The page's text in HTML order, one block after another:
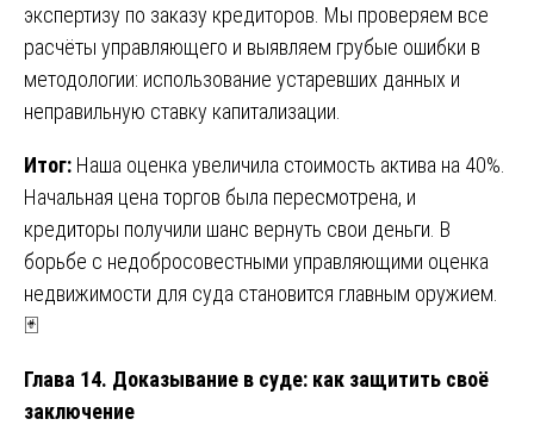
экспертизу по заказу кредиторов. Мы проверяем все
расчёты управляющего и выявляем грубые ошибки в
методологии: использование устаревших данных и
неправильную ставку капитализации.
Итог: Наша оценка увеличила стоимость актива на 40%.
Начальная цена торгов была пересмотрена, и
кредиторы получили шанс вернуть свои деньги. В
борьбе с недобросовестными управляющими оценка
недвижимости для суда становится главным оружием.
🃏
Глава 14. Доказывание в суде: как защитить своё
заключение